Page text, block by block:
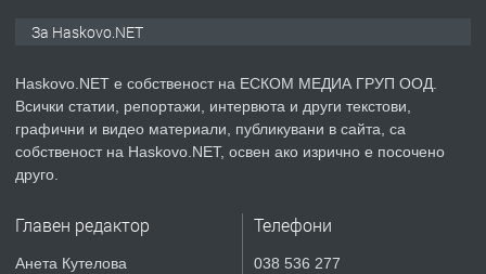
преди 3 дни
ПРЕДЛАГА
Продавам парцел в гр. Хасково кв.
За Haskovo.NET
Haskovo.NET е собственост на ЕСКОМ МЕДИА ГРУП ООД.
Всички статии, репортажи, интервюта и други текстови,
графични и видео материали, публикувани в сайта, са
собственост на Haskovo.NET, освен ако изрично е посочено
друго.
Главен редактор
Анета Кутелова
Телефони
038 536 277